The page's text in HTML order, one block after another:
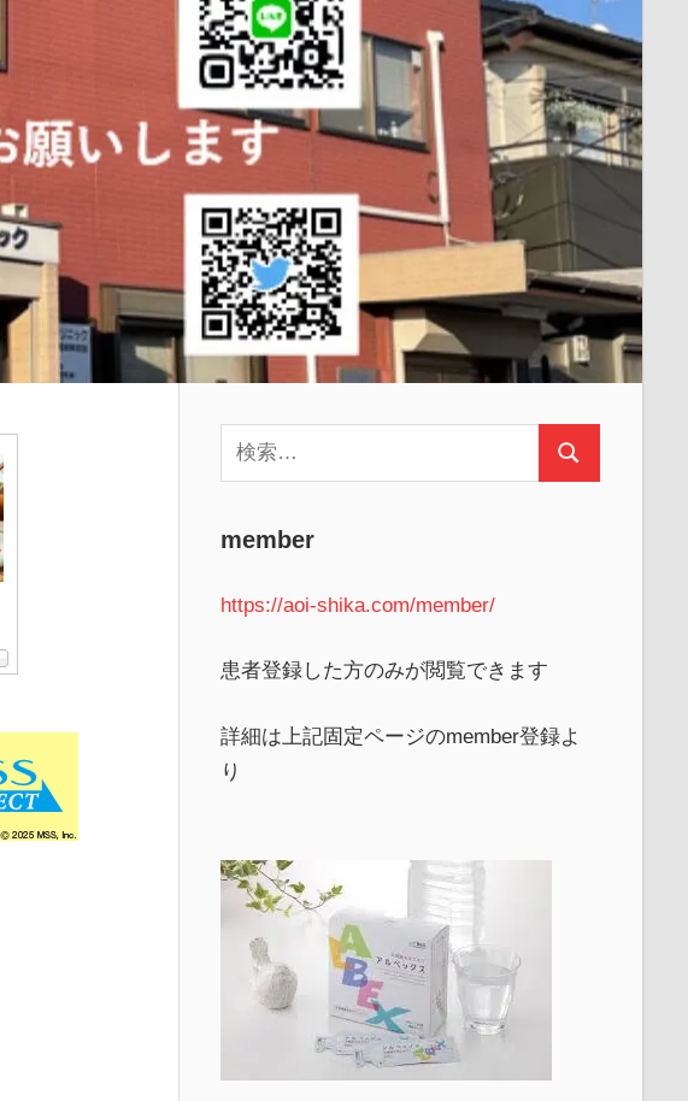
索:
検
member
https://aoi-shika.com/member/
患者登録した方のみが閲覧できます
詳細は上記固定ページのmember登録よ
り